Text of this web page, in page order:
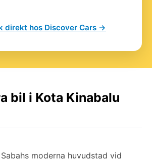
direkt hos Discover Cars →
bil i Kota Kinabalu
moderna huvudstad vid